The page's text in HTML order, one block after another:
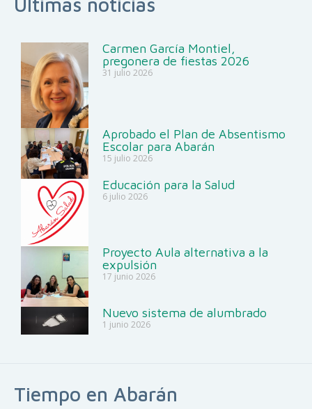
Tiempo en Abarán
Carmen García Montiel,
pregonera de fiestas 2026
31 julio 2026
Aprobado el Plan de Absentismo
Escolar para Abarán
15 julio 2026
Educación para la Salud
6 julio 2026
Proyecto Aula alternativa a la
expulsión
17 junio 2026
Nuevo sistema de alumbrado
1 junio 2026